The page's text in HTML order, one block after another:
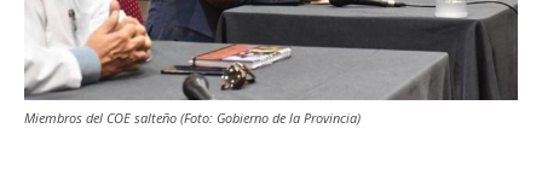
Miembros del COE salteño (Foto: Gobierno de la Provincia)